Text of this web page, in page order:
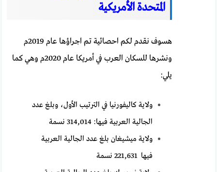
المتحدة الأمريكية
هسوف نقدم لكم احصائية تم اجراؤها عام 2019م
ونشرها للسكان العرب في أمريكا عام 2020م وهي كما
يلي:
ولاية كاليفورنيا في الترتيب الأول، وبلغ عدد
الجالية العربية فيها: 314,014 نسمة
ولاية ميشيغان بلغ عدد الجالية العربية
فيها 221,631 نسمة